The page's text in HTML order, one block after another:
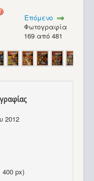
Επόμενο
Φωτογραφία
169 από 481
2012
400 px)